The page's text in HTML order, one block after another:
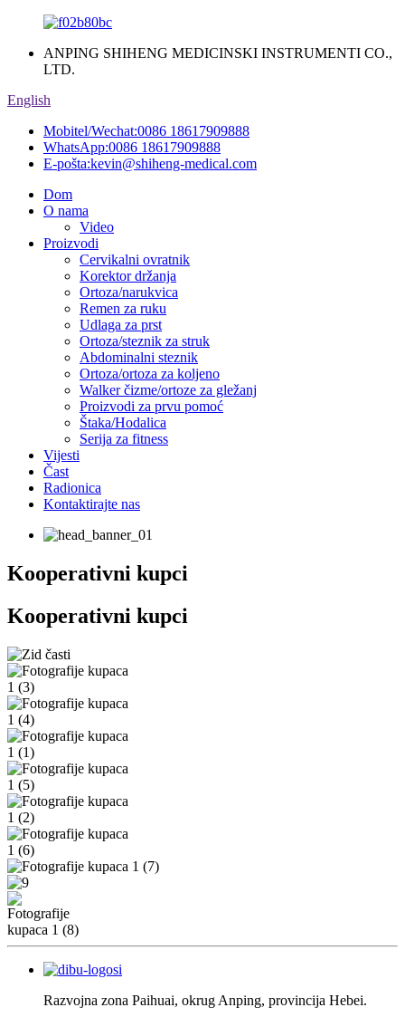
ANPING SHIHENG MEDICINSKI INSTRUMENTI CO.,
LTD.
English
Mobitel/Wechat:0086 18617909888
WhatsApp:0086 18617909888
E-pošta:kevin@shiheng-medical.com
Dom
O nama
Video
Proizvodi
Cervikalni ovratnik
Korektor držanja
Ortoza/narukvica
Remen za ruku
Udlaga za prst
Ortoza/steznik za struk
Abdominalni steznik
Ortoza/ortoza za koljeno
Walker čizme/ortoze za gležanj
Proizvodi za prvu pomoć
Štaka/Hodalica
Serija za fitness
Vijesti
Čast
Radionica
Kontaktirajte nas
Kooperativni kupci
Kooperativni kupci
Razvojna zona Paihuai, okrug Anping, provincija Hebei.